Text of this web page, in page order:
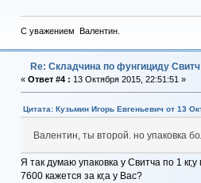
С уважением Валентин.
Re: Складчина по фунгициду Свитч
« Ответ #4 : 13 Октября 2015, 22:51:51 »
Цитата: Кузьмин Игорь Евгеньевич от 13
Валентин, ты второй. но упаковка
Я так думаю упаковка у Свитча по 1
7600 кажется за кг,а у Вас?